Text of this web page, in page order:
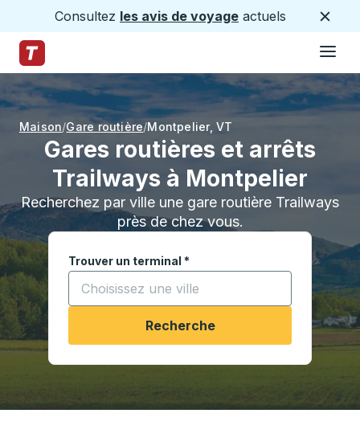
Consultez les avis de voyage actuels
Page d'accueil des sentiers
Maison Gare routière Montpelier, VT
Gares routières et arrêts
Trailways à Montpelier
Recherchez par ville une gare routière Trailways
près de chez vous.
Trouver un terminal *
Commencez à saisir une ville pour ouvrir les
Recherche